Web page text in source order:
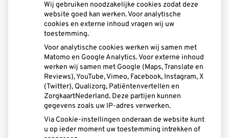
wel van belang dit altijd in overleg met je
tandarts of mondhygiënist te doen.
Lees het hele artikel op:
allesoverhetgebit.nl
Publicatiedatum:22-05-2026
Wij gebruiken noodzakelijke cookies zodat deze
website goed kan werken. Voor analytische
cookies en externe inhoud vragen wij uw
toestemming.
Voor analytische cookies werken wij samen met
Matomo en Google Analytics. Voor externe inhoud
werken wij samen met Google (Maps, Translate en
Reviews), YouTube, Vimeo, Facebook, Instagram, X
(Twitter), Qualizorg, Patiëntenvertellen en
ZorgkaartNederland. Deze partijen kunnen
gegevens zoals uw IP-adres verwerken.
Via Cookie-instellingen onderaan de website kunt
u op ieder moment uw toestemming intrekken of